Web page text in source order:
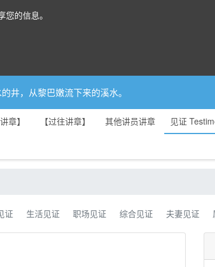
的信息。
井，从黎巴嫩流下来的溪水。
章】 【过往讲章】 其他讲员讲章 见证
证 生活见证 职场见证 综合见证 夫妻见证